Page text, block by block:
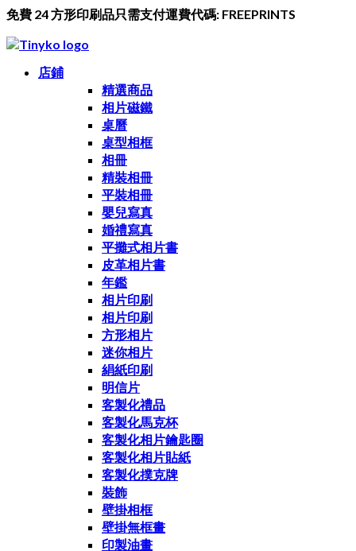
免費 24 方形印刷品只需支付運費代碼: FREEPRINTS
店鋪
精選商品
相片磁鐵
桌曆
桌型相框
相冊
精裝相冊
平裝相冊
嬰兒寫真
婚禮寫真
平攤式相片書
皮革相片書
年鑑
相片印刷
相片印刷
方形相片
迷你相片
絹紙印刷
明信片
客製化禮品
客製化馬克杯
客製化相片鑰匙圈
客製化相片貼紙
客製化撲克牌
裝飾
壁掛相框
壁掛無框畫
印製油畫